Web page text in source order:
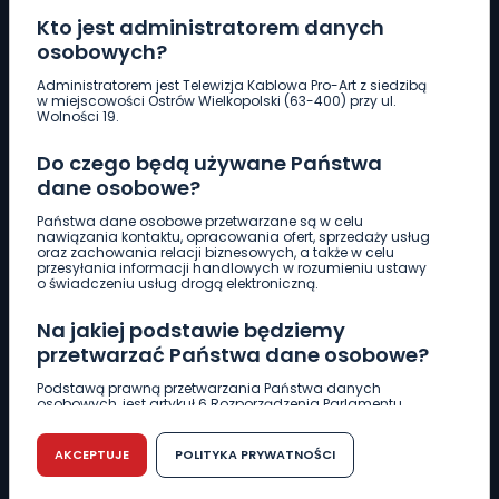
Kto jest administratorem danych
osobowych?
Administratorem jest Telewizja Kablowa Pro-Art z siedzibą
w miejscowości Ostrów Wielkopolski (63-400) przy ul.
Wolności 19.
Do czego będą używane Państwa
dane osobowe?
Państwa dane osobowe przetwarzane są w celu
nawiązania kontaktu, opracowania ofert, sprzedaży usług
oraz zachowania relacji biznesowych, a także w celu
przesyłania informacji handlowych w rozumieniu ustawy
o świadczeniu usług drogą elektroniczną.
Na jakiej podstawie będziemy
przetwarzać Państwa dane osobowe?
Podstawą prawną przetwarzania Państwa danych
osobowych, jest artykuł 6 Rozporządzenia Parlamentu
r. w sprawie ochrony osób fizycznych w związku z
przetwarzaniem danych osobowych w sprawie
swobodnego przepływu takich danych oraz uchylenia
dyrektywy 95/46/WE (RODO).
AKCEPTUJE POLITYKA PRYWATNOŚCI
Pobierz logotyp
661 997 997
REDAKCJA
62 735 22 22redakcja@wlkp24.info
DZIAŁ REKLAMY
62 735 01 85 reklama@wlkp24.info
WIADOMOŚCI
CIEKAWOSTKI